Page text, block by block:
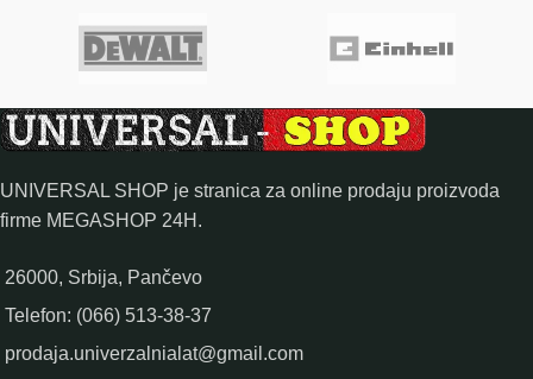
UNIVERSAL SHOP je stranica za online prodaju proizvoda
firme MEGASHOP 24H.
26000, Srbija, Pančevo
Telefon: (066) 513-38-37
prodaja.univerzalnialat@gmail.com